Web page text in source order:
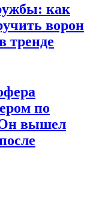
как
ворон
тренде
по
вышел